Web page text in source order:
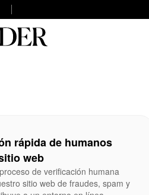
rápida de humanos
web
de verificación humana
sitio web de fraudes, spam y